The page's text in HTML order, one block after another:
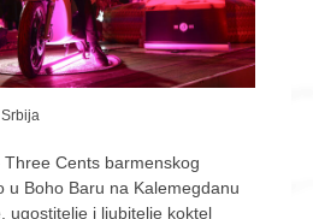
Three Cents barmenskog
u Boho Baru na Kalemegdanu
ugostitelje i ljubitelje koktel